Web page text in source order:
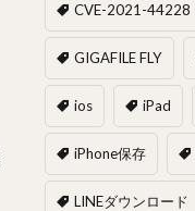
CVE-2021-44228
GIGAFILE FLY
ios iPad
iPhone保存
LINEダウンロード